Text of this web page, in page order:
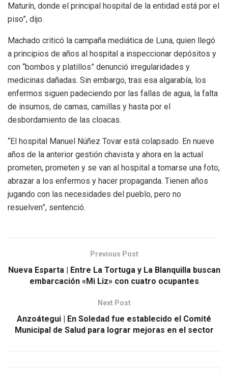
Maturín, donde el principal hospital de la entidad está por el
piso”, dijo.
Machado criticó la campaña mediática de Luna, quien llegó
a principios de años al hospital a inspeccionar depósitos y
con “bombos y platillos” denunció irregularidades y
medicinas dañadas. Sin embargo, tras esa algarabía, los
enfermos siguen padeciendo por las fallas de agua, la falta
de insumos, de camas, camillas y hasta por el
desbordamiento de las cloacas.
“El hospital Manuel Núñez Tovar está colapsado. En nueve
años de la anterior gestión chavista y ahora en la actual
prometen, prometen y se van al hospital a tomarse una foto,
abrazar a los enfermos y hacer propaganda. Tienen años
jugando con las necesidades del pueblo, pero no
resuelven”, sentenció.
Previous Post
Nueva Esparta | Entre La Tortuga y La Blanquilla buscan
embarcación «Mi Liz» con cuatro ocupantes
Next Post
Anzoátegui | En Soledad fue establecido el Comité
Municipal de Salud para lograr mejoras en el sector